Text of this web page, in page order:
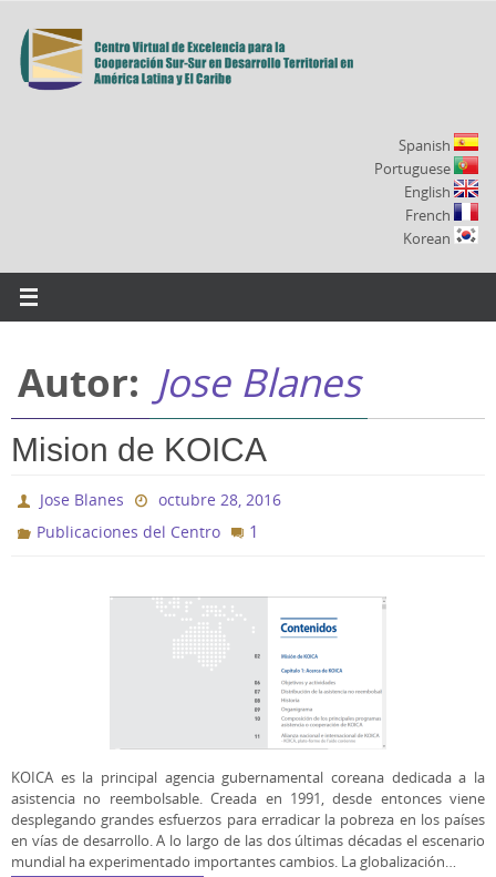
contenido
Spanish
Portuguese
English
French
Korean
Autor: Jose Blanes
Mision de KOICA
Jose Blanes
octubre 28, 2016
Publicaciones del Centro
1
KOICA es la principal agencia gubernamental coreana dedicada a la
asistencia no reembolsable. Creada en 1991, desde entonces viene
desplegando grandes esfuerzos para erradicar la pobreza en los países
en vías de desarrollo. A lo largo de las dos últimas décadas el escenario
mundial ha experimentado importantes cambios. La globalización…